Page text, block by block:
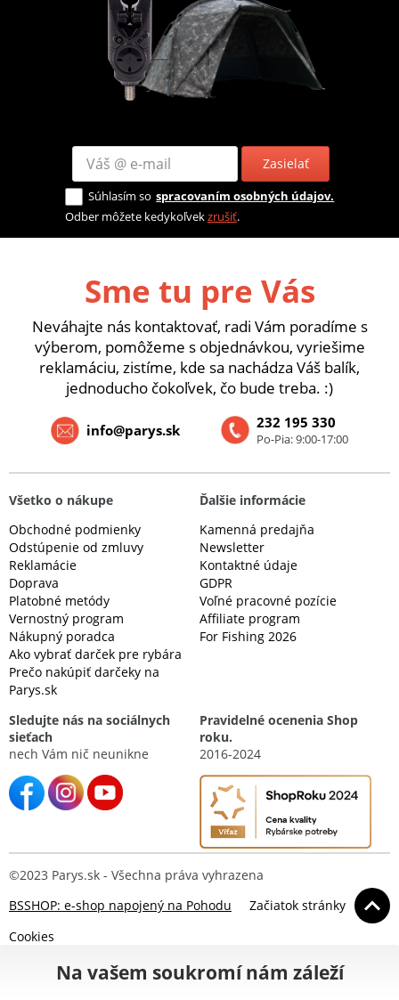
Zasielať
Súhlasím so spracovaním osobných údajov.
Odber môžete kedykoľvekzrušiť.
Sme tu pre Vás
Neváhajte nás kontaktovať, radi Vám poradíme s
výberom, pomôžeme s objednávkou, vyriešime
reklamáciu, zistíme, kde sa nachádza Váš balík,
jednoducho čokoľvek, čo bude treba. :)
232 195 330
Po-Pia: 9:00-17:00
info@parys.sk
Všetko o nákupe
Obchodné podmienky
Odstúpenie od zmluvy
Reklamácie
Doprava
Platobné metódy
Vernostný program
Nákupný poradca
Ako vybrať darček pre rybára
Prečo nakúpiť darčeky na
Parys.sk
Ďalšie informácie
Kamenná predajňa
Newsletter
Kontaktné údaje
GDPR
Voľné pracovné pozície
Affiliate program
For Fishing 2026
Sledujte nás na sociálnych
sieťach
nech Vám nič neunikne
Pravidelné ocenenia Shop
roku.
2016-2024
©2023 Parys.sk - Všechna práva vyhrazena
BSSHOP: e-shop napojený na Pohodu
Začiatok stránky
Cookies
Na vašem soukromí nám záleží